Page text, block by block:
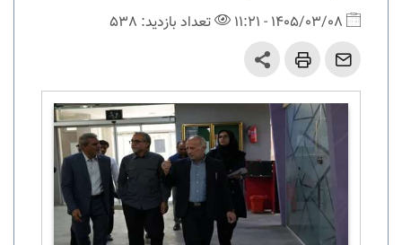
1405/03/08 - 11:21 تعداد بازدید: 538